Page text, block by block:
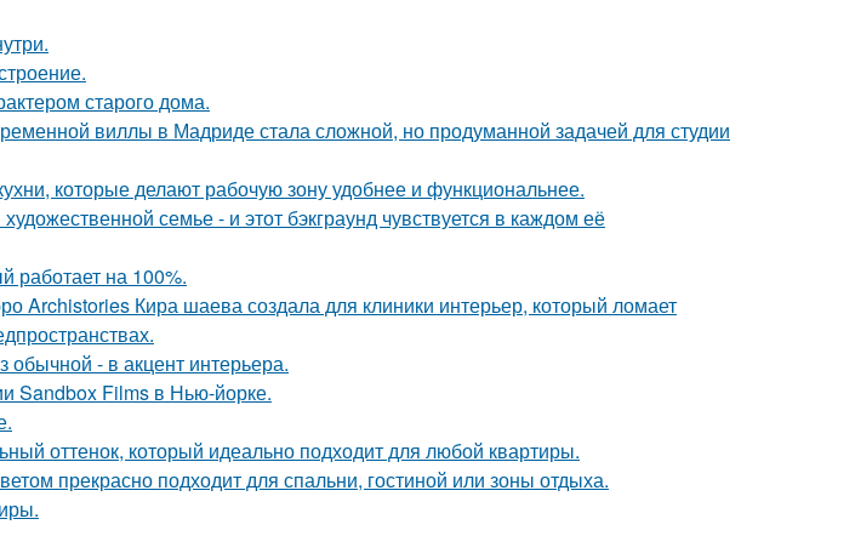
старого дома.
виллы в Мадриде стала сложной, но продуманной задачей для студии
которые делают рабочую зону удобнее и функциональнее.
семье - и этот бэкграунд чувствуется в каждом её
работает на 100%.
Archistories Кира шаева создала для клиники интерьер, который ломает
- в акцент интерьера.
Sandbox Films в Нью-йорке.
оттенок, который идеально подходит для любой квартиры.
прекрасно подходит для спальни, гостиной или зоны отдыха.